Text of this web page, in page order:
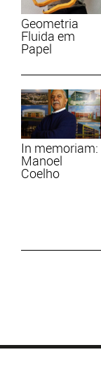
Geometria
Fluida em
Papel
In memoriam:
Manoel
Coelho